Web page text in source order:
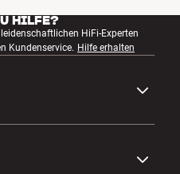
HILFE?
HiFi-Experten
Kundenservice. Hilfe erhalten